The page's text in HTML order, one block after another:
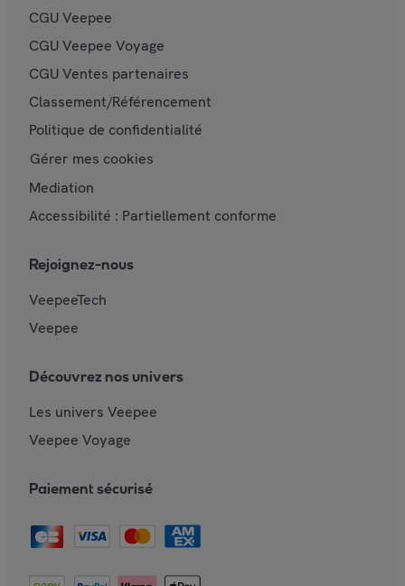
CGU Veepee
CGU Veepee Voyage
CGU Ventes partenaires
Classement/Référencement
Politique de confidentialité
Gérer mes cookies
Mediation
Accessibilité : Partiellement conforme
Rejoignez-nous
VeepeeTech
Veepee
Découvrez nos univers
Les univers Veepee
Veepee Voyage
Paiement sécurisé